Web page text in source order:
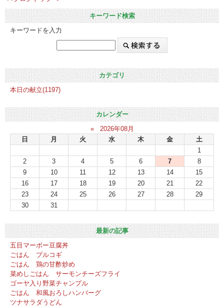
キーワード検索
キーワードを入力
カテゴリ
本日の献立(1197)
カレンダー
«
2026年08月
日
月 火 水 木 金
土
1
2
3 4 5 6 7
8
9
10 11 12 13 14
15
16
17 18 19 20 21
22
23
24 25 26 27 28
29
30
31
最新の記事
五目マーボー豆腐丼
ごはん プルコギ
ごはん 鶏の甘酢炒め
菜めしごはん サーモンチーズフライ
ゴーヤ入り野菜チャンプル
ごはん 和風おろしハンバーグ
ツナサラダうどん